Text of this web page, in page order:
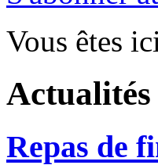
Vous êtes
Actualités
Repas de